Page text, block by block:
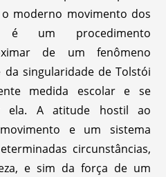
moderno movimento dos
é um procedimento
de um fenômeno
singularidade de Tolstói
medida escolar e se
ela. A atitude hostil ao
e um sistema
circunstâncias,
e sim da força de um